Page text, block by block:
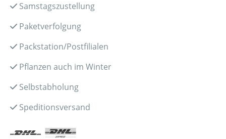
Samstagszustellung
Paketverfolgung
Packstation/Postfilialen
Pflanzen auch im Winter
Selbstabholung
Speditionsversand